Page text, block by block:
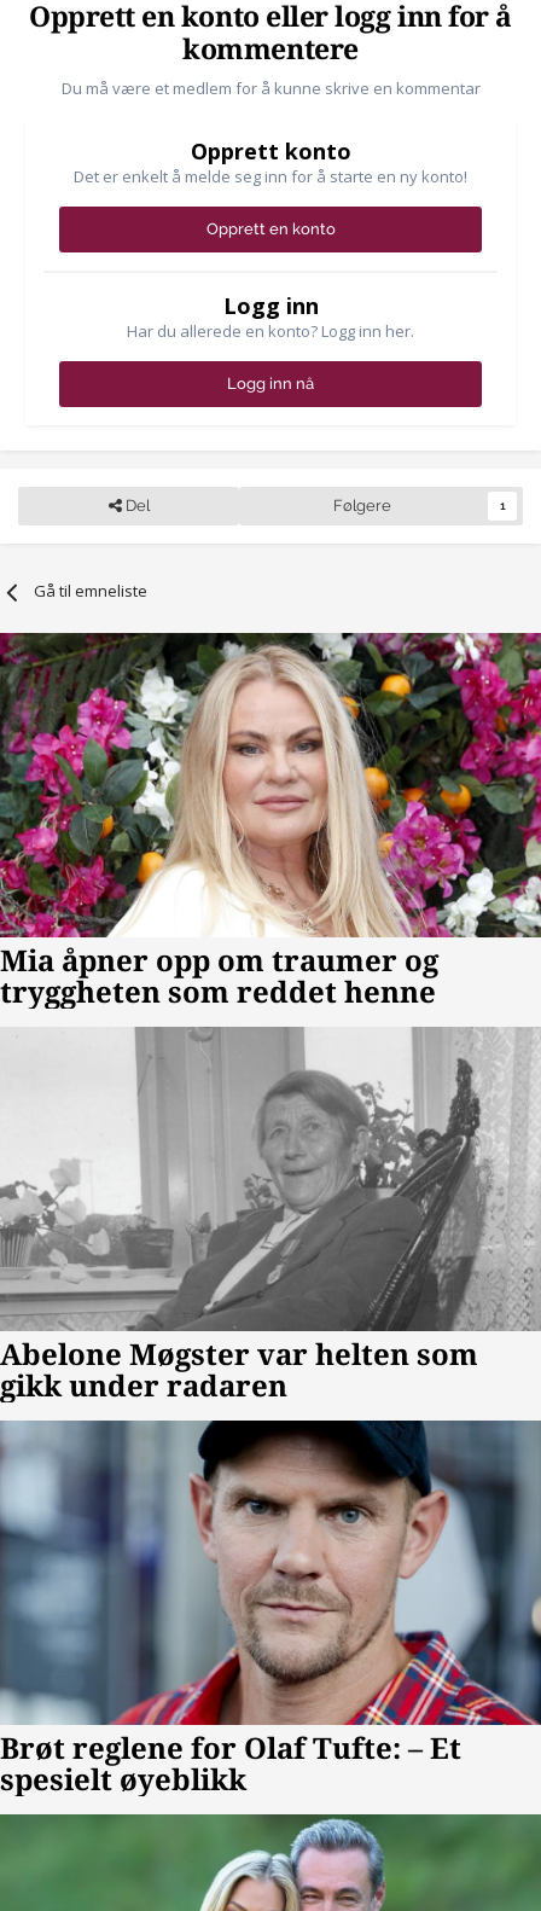
Opprett en konto eller logg inn for å
kommentere
Du må være et medlem for å kunne skrive en kommentar
Opprett konto
Det er enkelt å melde seg inn for å starte en ny konto!
Opprett en konto
Logg inn
Har du allerede en konto? Logg inn her.
Logg inn nå
Del Følgere 1
Gå til emneliste